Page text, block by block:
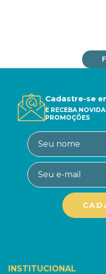
Cadastre-se
E RECEBA
PROMOÇÕES
INSTITUCIONAL